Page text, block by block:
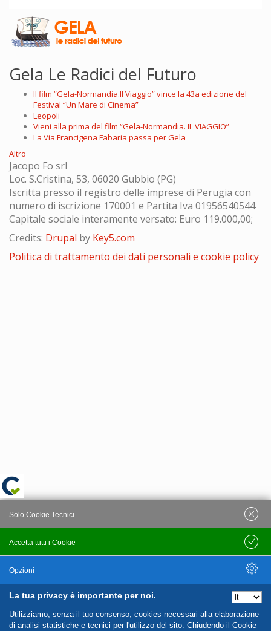
Gela Le Radici del Futuro
Il film “Gela-Normandia.Il Viaggio” vince la 43a edizione del
Festival “Un Mare di Cinema”
Leopoli
Vieni alla prima del film “Gela-Normandia. IL VIAGGIO”
La Via Francigena Fabaria passa per Gela
Altro
Jacopo Fo srl
Loc. S.Cristina, 53, 06020 Gubbio (PG)
Iscritta presso il registro delle imprese di Perugia con
numero di iscrizione 170001 e Partita Iva 01956540544
Capitale sociale interamente versato: Euro 119.000,00;
Credits: Drupal by Key5.com
Politica di trattamento dei dati personali e cookie policy
La tua privacy è importante per noi.
Utilizziamo, senza il tuo consenso, cookies necessari alla elaborazione
di analisi statistiche e tecnici per l'utilizzo del sito. Chiudendo il Cookie
Accetta tutti i Cookie
Solo Cookie Tecnici
Salva
Opzioni
Nascondi Opzioni